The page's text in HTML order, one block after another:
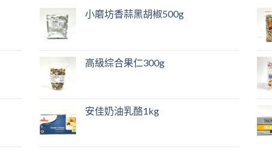
小磨坊香蒜黑胡椒500g
高級綜合果仁300g
安佳奶油乳酪1kg